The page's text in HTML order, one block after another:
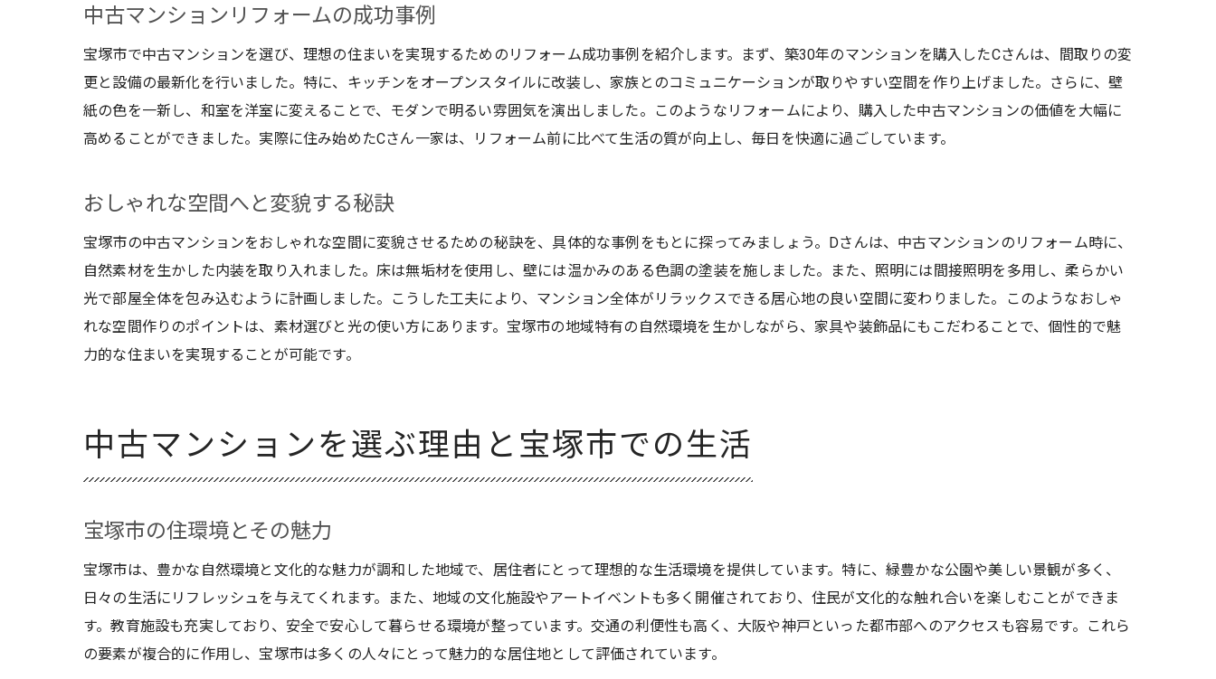
環境に配慮したリノベーションの提案
中古戸建ても魅力的！宝塚市の選択肢を広げよう
中古戸建てと中古マンションの比較
広々とした空間が魅力の中古戸建て
戸建て購入時のチェックポイント
中古戸建て購入者の体験談
リフォームで叶う！宝塚市で快適な暮らしを
リフォームで暮らしの質を向上させる
快適さを追求した最新のリフォーム技術
リフォームで得られる健康的な生活
購入前に知っておくべき法規制
購入後のトラブルを避けるために
中古マンションリフォームの成功事例
宝塚市で中古マンションを選び、理想の住まいを実現するためのリフォーム成功事例を紹介します。まず、築30年のマンションを購入したCさんは、間取りの変
更と設備の最新化を行いました。特に、キッチンをオープンスタイルに改装し、家族とのコミュニケーションが取りやすい空間を作り上げました。さらに、壁
紙の色を一新し、和室を洋室に変えることで、モダンで明るい雰囲気を演出しました。このようなリフォームにより、購入した中古マンションの価値を大幅に
高めることができました。実際に住み始めたCさん一家は、リフォーム前に比べて生活の質が向上し、毎日を快適に過ごしています。
おしゃれな空間へと変貌する秘訣
宝塚市の中古マンションをおしゃれな空間に変貌させるための秘訣を、具体的な事例をもとに探ってみましょう。Dさんは、中古マンションのリフォーム時に、
自然素材を生かした内装を取り入れました。床は無垢材を使用し、壁には温かみのある色調の塗装を施しました。また、照明には間接照明を多用し、柔らかい
光で部屋全体を包み込むように計画しました。こうした工夫により、マンション全体がリラックスできる居心地の良い空間に変わりました。このようなおしゃ
れな空間作りのポイントは、素材選びと光の使い方にあります。宝塚市の地域特有の自然環境を生かしながら、家具や装飾品にもこだわることで、個性的で魅
力的な住まいを実現することが可能です。
中古マンションを選ぶ理由と宝塚市での生活
宝塚市の住環境とその魅力
宝塚市は、豊かな自然環境と文化的な魅力が調和した地域で、居住者にとって理想的な生活環境を提供しています。特に、緑豊かな公園や美しい景観が多く、
日々の生活にリフレッシュを与えてくれます。また、地域の文化施設やアートイベントも多く開催されており、住民が文化的な触れ合いを楽しむことができま
す。教育施設も充実しており、安全で安心して暮らせる環境が整っています。交通の利便性も高く、大阪や神戸といった都市部へのアクセスも容易です。これら
の要素が複合的に作用し、宝塚市は多くの人々にとって魅力的な居住地として評価されています。